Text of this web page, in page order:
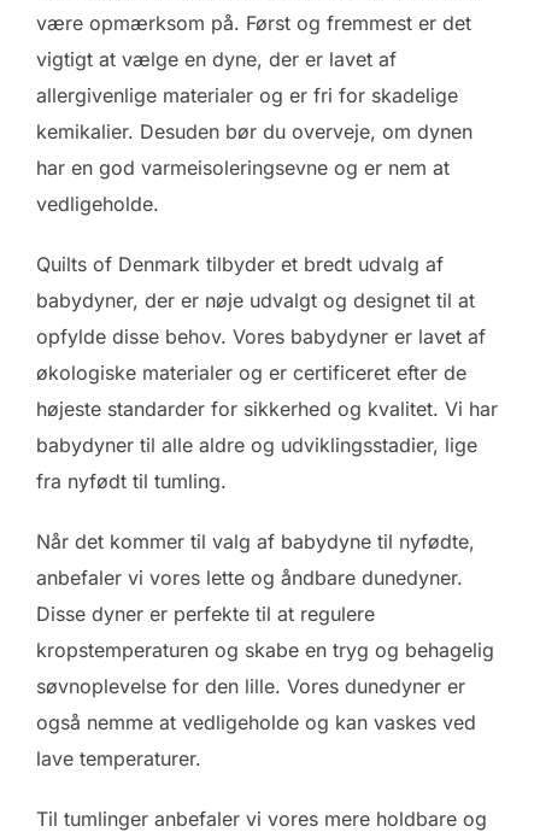
være opmærksom på. Først og fremmest er det
vigtigt at vælge en dyne, der er lavet af
allergivenlige materialer og er fri for skadelige
kemikalier. Desuden bør du overveje, om dynen
har en god varmeisoleringsevne og er nem at
vedligeholde.
Quilts of Denmark tilbyder et bredt udvalg af
babydyner, der er nøje udvalgt og designet til at
opfylde disse behov. Vores babydyner er lavet af
økologiske materialer og er certificeret efter de
højeste standarder for sikkerhed og kvalitet. Vi har
babydyner til alle aldre og udviklingsstadier, lige
fra nyfødt til tumling.
Når det kommer til valg af babydyne til nyfødte,
anbefaler vi vores lette og åndbare dunedyner.
Disse dyner er perfekte til at regulere
kropstemperaturen og skabe en tryg og behagelig
søvnoplevelse for den lille. Vores dunedyner er
også nemme at vedligeholde og kan vaskes ved
lave temperaturer.
Til tumlinger anbefaler vi vores mere holdbare og